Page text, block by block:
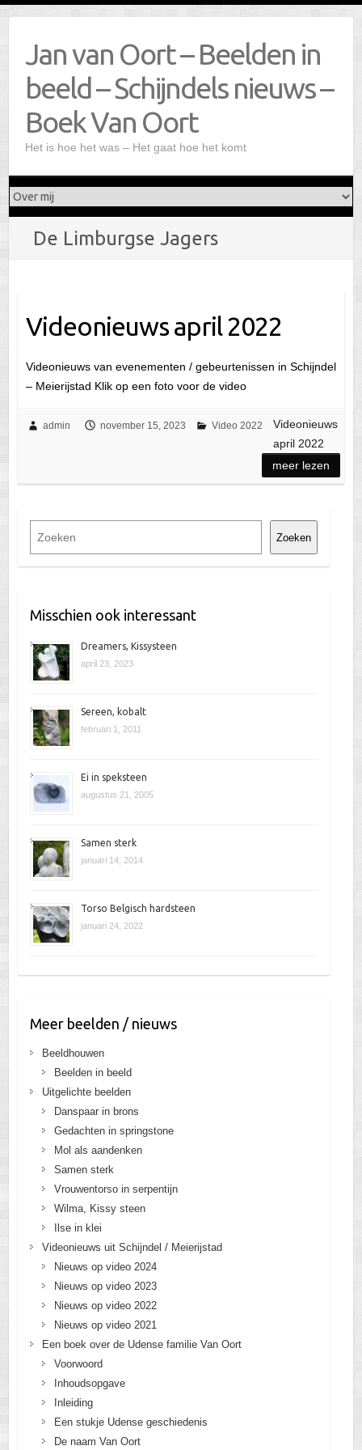
Jan van Oort – Beelden in
beeld – Schijndels nieuws –
Boek Van Oort
Het is hoe het was – Het gaat hoe het komt
De Limburgse Jagers
Videonieuws april 2022
Videonieuws van evenementen / gebeurtenissen in Schijndel
– Meierijstad Klik op een foto voor de video
admin november 15, 2023 Video 2022
Videonieuws
april 2022
meer lezen
e
Zoeken
Misschien ook interessant
Dreamers, Kissysteen
april 23, 2023
Sereen, kobalt
februari 1, 2011
Ei in speksteen
augustus 21, 2005
Samen sterk
januari 14, 2014
Torso Belgisch hardsteen
januari 24, 2022
Meer beelden / nieuws
Beeldhouwen
Beelden in beeld
Uitgelichte beelden
Danspaar in brons
Gedachten in springstone
Mol als aandenken
Samen sterk
Vrouwentorso in serpentijn
Wilma, Kissy steen
Ilse in klei
Videonieuws uit Schijndel / Meierijstad
Nieuws op video 2024
Nieuws op video 2023
Nieuws op video 2022
Nieuws op video 2021
Een boek over de Udense familie Van Oort
Voorwoord
Inhoudsopgave
Inleiding
Een stukje Udense geschiedenis
De naam Van Oort